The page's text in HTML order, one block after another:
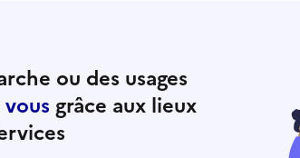
ou des usages
grâce aux lieux